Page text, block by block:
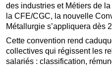
des industries et Métiers de
la CFE/CGC, la nouvelle
Métallurgie s’appliquera dès
Cette convention rend
collectives qui régissent les
salariés : classification,